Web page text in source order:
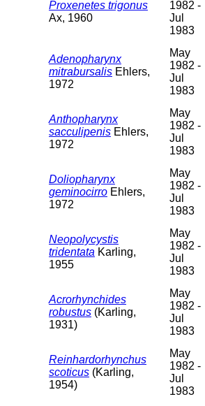
Proxenetes trigonus
Ax, 1960
1982 -
Jul
1983
Adenopharynx
mitrabursalis Ehlers,
1972
May
1982 -
Jul
1983
Anthopharynx
sacculipenis Ehlers,
1972
May
1982 -
Jul
1983
Doliopharynx
geminocirro Ehlers,
1972
May
1982 -
Jul
1983
Neopolycystis
tridentata Karling,
1955
May
1982 -
Jul
1983
Acrorhynchides
robustus (Karling,
1931)
May
1982 -
Jul
1983
Reinhardorhynchus
scoticus (Karling,
1954)
May
1982 -
Jul
1983